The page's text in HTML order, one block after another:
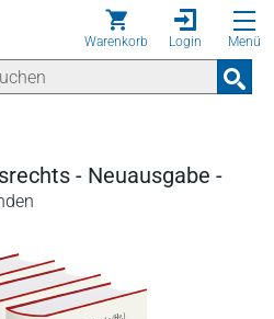
Warenkorb Login Menü
- Neuausgabe -